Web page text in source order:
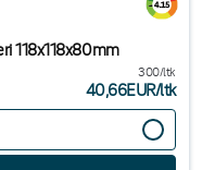
118x118x80mm
300/ltk
40,66EUR/ltk